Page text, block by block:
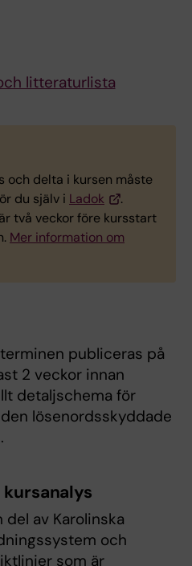
litteraturlista
och delta i kursen måste
du själv i Ladok
.
två veckor före kursstart
Mer information om
publiceras på
2 veckor innan
detaljschema för
lösenordsskyddade
av Karolinska
och
som är